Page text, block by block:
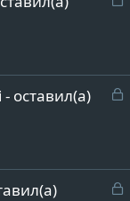
тЗ
т
оставил(а)
З